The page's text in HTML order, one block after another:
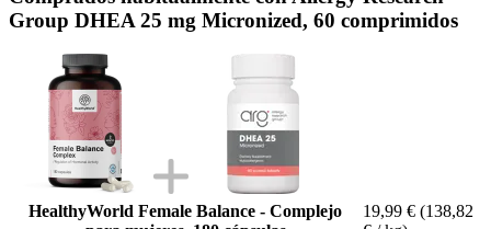
Group DHEA 25 mg Micronized, 60 comprimidos
HealthyWorld Female Balance - Complejo
19,99 € (138,82